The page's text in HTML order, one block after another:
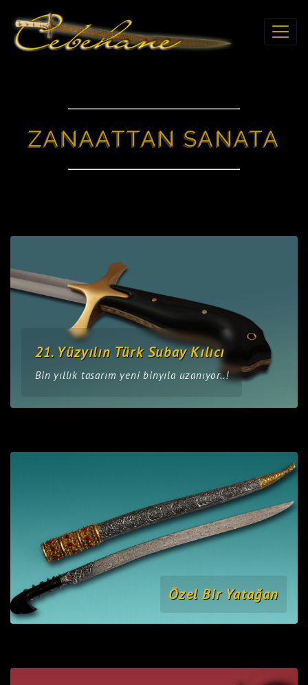
ZANAATTAN SANATA
21. Yüzyılın Türk Subay Kılıcı
Bin yıllık tasarım yeni binyıla uzanıyor..!
Özel Bir Yatağan